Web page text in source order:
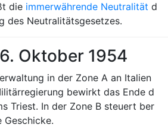
die immerwährende Neutralität d
des Neutralitätsgesetzes.
Oktober 1954
in der Zone A an Italien
bewirkt das Ende d
Triest. In der Zone B steuert ber
Geschicke.